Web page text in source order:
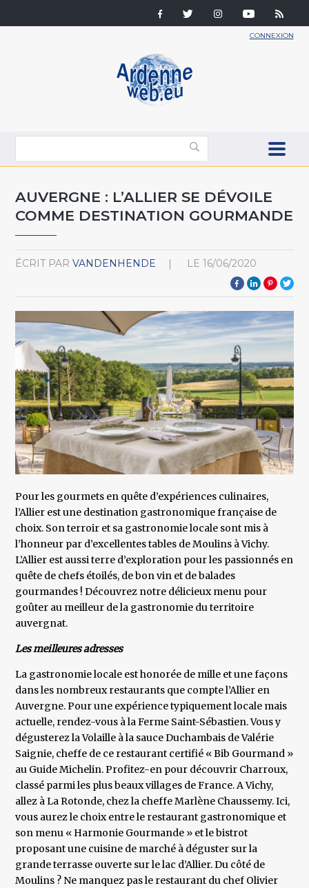
CONNEXION
AUVERGNE : L’ALLIER SE DÉVOILE
COMME DESTINATION GOURMANDE
ÉCRIT PAR VANDENHENDE LE 16/06/2020
Pour les gourmets en quête d’expériences culinaires,
l’Allier est une destination gastronomique française de
choix. Son terroir et sa gastronomie locale sont mis à
l’honneur par d’excellentes tables de Moulins à Vichy.
L’Allier est aussi terre d’exploration pour les passionnés en
quête de chefs étoilés, de bon vin et de balades
gourmandes ! Découvrez notre délicieux menu pour
goûter au meilleur de la gastronomie du territoire
auvergnat.
Les meilleures adresses
La gastronomie locale est honorée de mille et une façons
dans les nombreux restaurants que compte l’Allier en
Auvergne. Pour une expérience typiquement locale mais
actuelle, rendez-vous à la Ferme Saint-Sébastien. Vous y
dégusterez la Volaille à la sauce Duchambais de Valérie
Saignie, cheffe de ce restaurant certifié « Bib Gourmand »
au Guide Michelin. Profitez-en pour découvrir Charroux,
classé parmi les plus beaux villages de France. A Vichy,
allez à La Rotonde, chez la cheffe Marlène Chaussemy. Ici,
vous aurez le choix entre le restaurant gastronomique et
son menu « Harmonie Gourmande » et le bistrot
proposant une cuisine de marché à déguster sur la
grande terrasse ouverte sur le lac d’Allier. Du côté de
Moulins ? Ne manquez pas le restaurant du chef Olivier